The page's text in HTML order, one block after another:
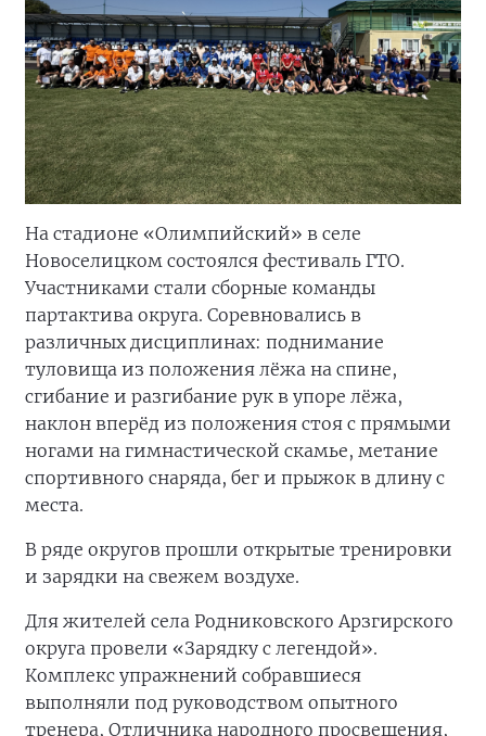
На стадионе «Олимпийский» в селе
Новоселицком состоялся фестиваль ГТО.
Участниками стали сборные команды
партактива округа. Соревновались в
различных дисциплинах: поднимание
туловища из положения лёжа на спине,
сгибание и разгибание рук в упоре лёжа,
наклон вперёд из положения стоя с прямыми
ногами на гимнастической скамье, метание
спортивного снаряда, бег и прыжок в длину с
места.
В ряде округов прошли открытые тренировки
и зарядки на свежем воздухе.
Для жителей села Родниковского Арзгирского
округа провели «Зарядку с легендой».
Комплекс упражнений собравшиеся
выполняли под руководством опытного
тренера, Отличника народного просвещения,